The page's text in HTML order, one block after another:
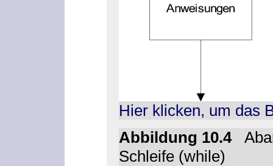
Hier klicken, um das
Abbildung 10.4
Schleife (while)